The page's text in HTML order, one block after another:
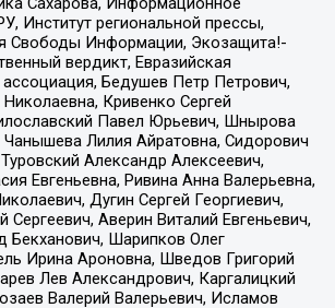
Институт региональной прессы,
Свободы Информации, Экозащита!-
вердикт, Евразийская
Бедушев Петр Петрович,
Кривенко Сергей
Павел Юрьевич, Шнырова
Лилия Айратовна, Сидорович
Александр Алексеевич,
Евгеньевна, Ривина Анна Валерьевна,
Дугин Сергей Георгиевич,
Аверин Виталий Евгеньевич,
Бекханович, Шарипков Олег
Ирина Ароновна, Шведов Григорий
Лев Александрович, Каргалицкий
Валерий Валерьевич, Исламов